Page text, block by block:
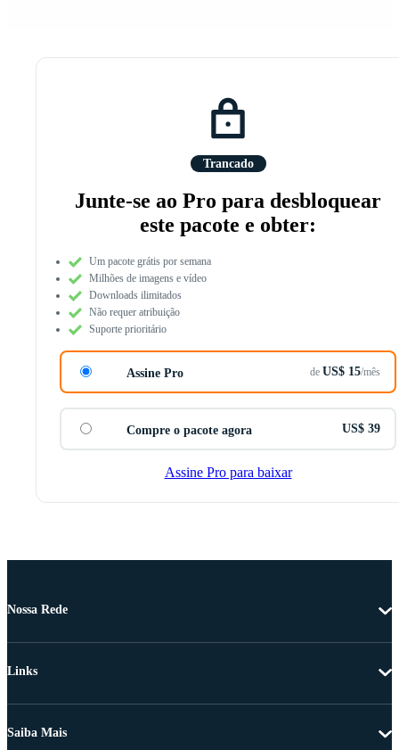
Trancado
Junte-se ao Pro para desbloquear
este pacote e obter:
Um pacote grátis por semana
Milhões de imagens e vídeo
Downloads ilimitados
Não requer atribuição
Suporte prioritário
Assine Pro de US$ 15/mês
Compre o pacote agora US$ 39
Assine Pro para baixar
Nossa Rede
Links
Saiba Mais